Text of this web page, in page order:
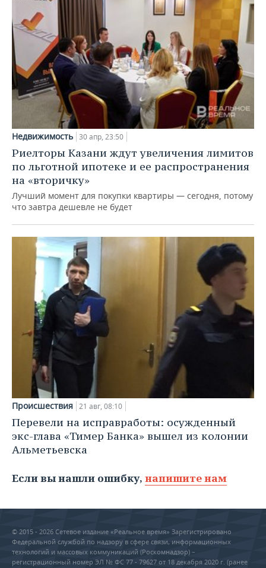
Недвижимость 30 апр, 23:50
Риелторы Казани ждут увеличения лимитов
по льготной ипотеке и ее распространения
на «вторичку»
Лучший момент для покупки квартиры — сегодня, потому
что завтра дешевле не будет
Происшествия 21 авг, 08:10
Перевели на исправработы: осужденный
экс-глава «Тимер Банка» вышел из колонии
Альметьевска
Если вы нашли ошибку, напишите нам
© 2015 - 2026 Сетевое издание «Реальное время» Зарегистрировано
Федеральной службой по надзору в сфере связи, информационных
технологий и массовых коммуникаций (Роскомнадзор) –
регистрационный номер ЭЛ № ФС 77 - 79627 от 18 декабря 2020 г. (ранее